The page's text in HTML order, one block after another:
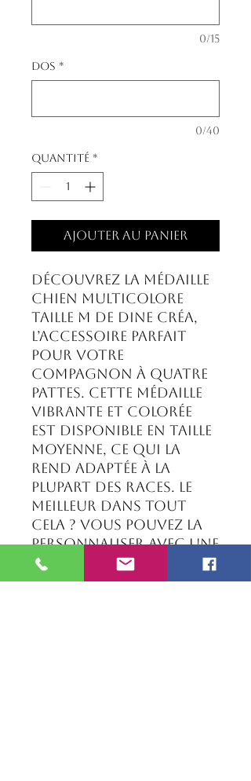
0/15
Dos *
0/40
Quantité *
Ajouter au panier
Découvrez la Médaille
chien multicolore
taille M de Dine Créa,
l’accessoire parfait
pour votre
compagnon à quatre
pattes. Cette médaille
vibrante et colorée
est disponible en taille
moyenne, ce qui la
rend adaptée à la
plupart des races. Le
meilleur dans tout
cela ? Vous pouvez la
personnaliser avec une
gravure sur mesure,
afin que le nom et les